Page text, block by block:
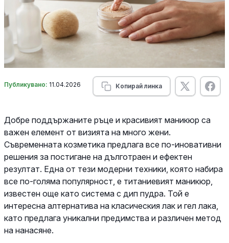
Публикувано: 11.04.2026 Копирай линка
Добре поддържаните ръце и красивият маникюр са
важен елемент от визията на много жени.
Съвременната козметика предлага все по-иновативни
решения за постигане на дълготраен и ефектен
резултат. Една от тези модерни техники, която набира
все по-голяма популярност, е титаниевият маникюр,
известен още като система с дип пудра. Той е
интересна алтернатива на класическия лак и гел лака,
като предлага уникални предимства и различен метод
на нанасяне.